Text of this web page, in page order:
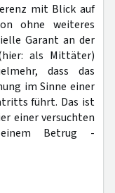
mit Blick auf
ohne weiteres
Garant an der
als Mittäter)
dass das
im Sinne einer
führt. Das ist
einer versuchten
einem Betrug -